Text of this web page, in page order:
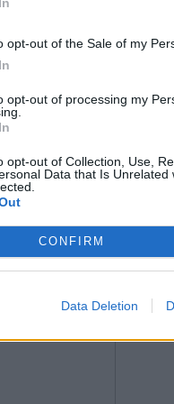
opt-out of the Sale of my
opt-out of processing my
opt-out of Collection, Use,
Data that Is
CONFIRM
Data Deletion
Q4 nettó: 857 m
elsősorban a
ismeretében
45-rőls